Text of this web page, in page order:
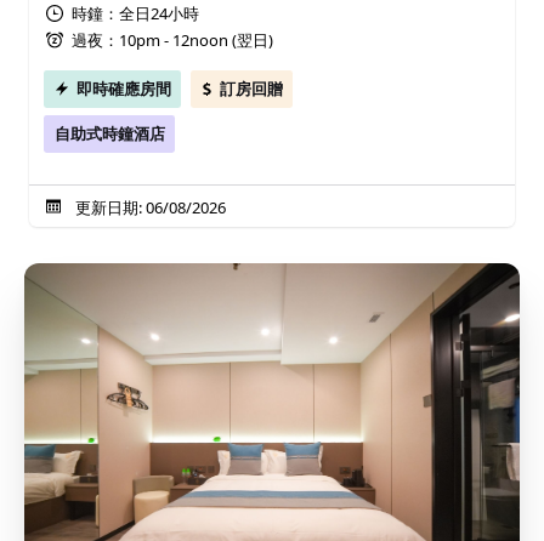
時鐘：全日24小時
過夜：10pm - 12noon (翌日)
即時確應房間 訂房回贈
自助式時鐘酒店
更新日期: 06/08/2026